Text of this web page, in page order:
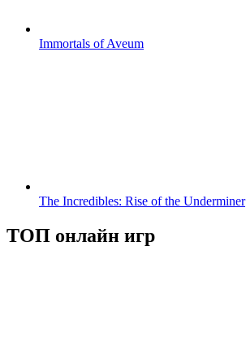
Immortals of Aveum
The Incredibles: Rise of the Underminer
ТОП онлайн игр